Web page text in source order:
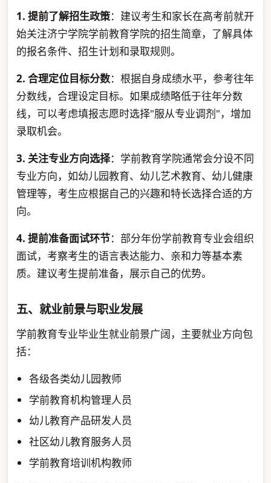
1. 提前了解招生政策：建议考生和家长在高考前就开
始关注济宁学院学前教育学院的招生简章，了解具体
的报名条件、招生计划和录取规则。
2. 合理定位目标分数：根据自身成绩水平，参考往年
分数线，合理设定目标。如果成绩略低于往年分数
线，可以考虑填报志愿时选择"服从专业调剂"，增加
录取机会。
3. 关注专业方向选择：学前教育学院通常会分设不同
专业方向，如幼儿园教育、幼儿艺术教育、幼儿健康
管理等，考生应根据自己的兴趣和特长选择合适的方
向。
4. 提前准备面试环节：部分年份学前教育专业会组织
面试，考察考生的语言表达能力、亲和力等基本素
质。建议考生提前准备，展示自己的优势。
五、就业前景与职业发展
学前教育专业毕业生就业前景广阔，主要就业方向包
括：
各级各类幼儿园教师
学前教育机构管理人员
幼儿教育产品研发人员
社区幼儿教育服务人员
学前教育培训机构教师